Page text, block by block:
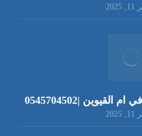
|0545704502